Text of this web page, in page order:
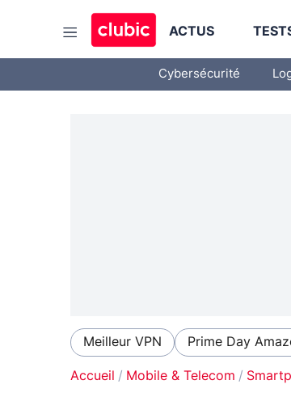
ACTUS
Cybersécurité
Meilleur VPN Prime Day
Accueil Mobile & Telecom